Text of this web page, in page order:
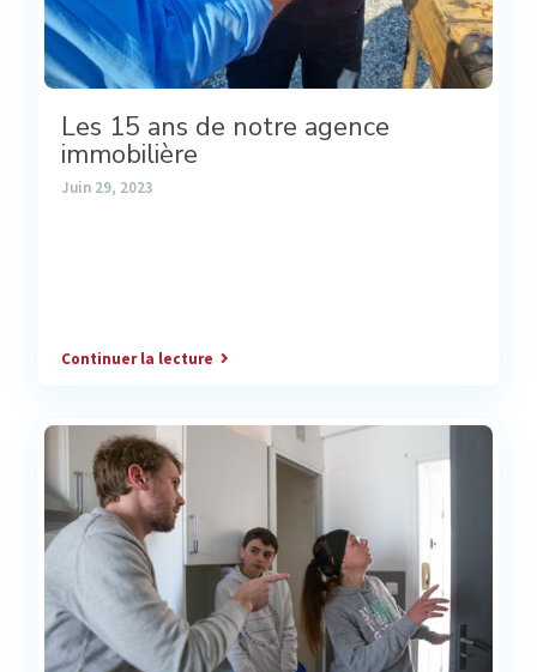
Les 15 ans de notre agence
immobilière
Juin 29, 2023
Continuer la lecture